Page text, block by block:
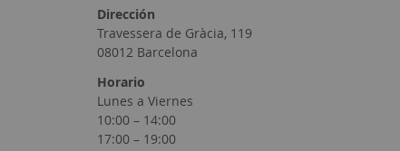
Dirección
Travessera de Gràcia, 119
08012 Barcelona
Horario
Lunes a Viernes
10:00 – 14:00
17:00 – 19:00